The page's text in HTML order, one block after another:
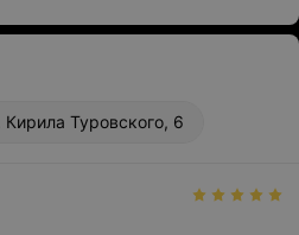
Кирила Туровского, 6